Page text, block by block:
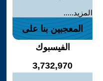
المزيد.....
المعجبين بنا على
الفيسبوك
3,732,970